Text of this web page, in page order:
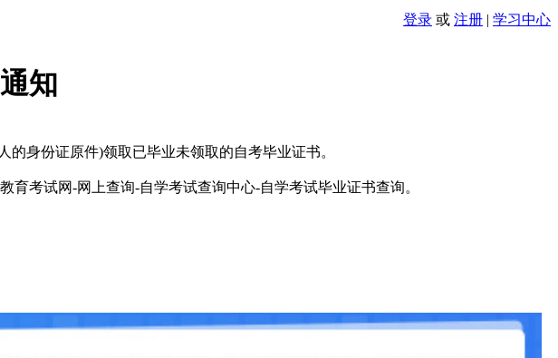
登录 或 注册 | 学习中心
知
身份证原件)领取已毕业未领取的自考毕业证书。
育考试网-网上查询-自学考试查询中心-自学考试毕业证书查询。